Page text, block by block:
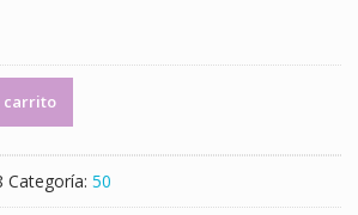
carrito
Categoría: 50